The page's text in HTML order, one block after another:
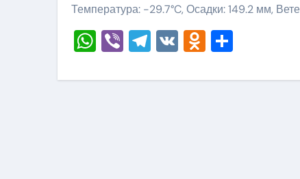
Температура: -29.7°C, Осадки: 149.2 мм,
WhatsApp
ViberTelegram
VK